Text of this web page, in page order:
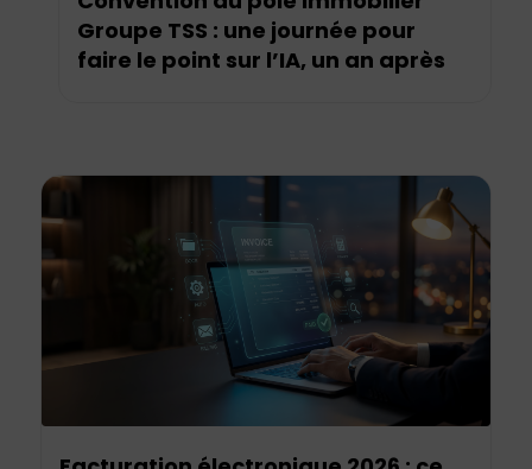
Groupe TSS : une journée pour
faire le point sur l’IA, un an après